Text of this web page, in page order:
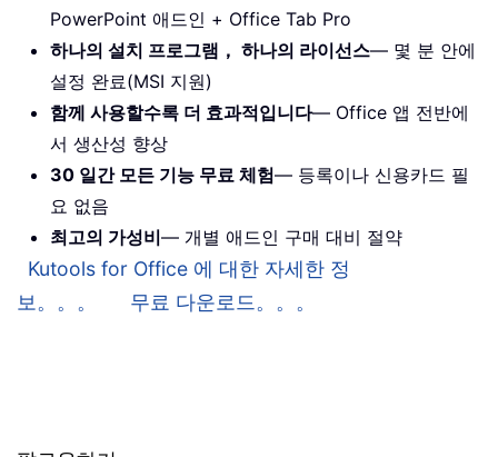
PowerPoint 애드인 + Office Tab Pro
하나의 설치 프로그램， 하나의 라이선스— 몇 분 안에
설정 완료(MSI 지원)
함께 사용할수록 더 효과적입니다— Office 앱 전반에
서 생산성 향상
30 일간 모든 기능 무료 체험— 등록이나 신용카드 필
요 없음
최고의 가성비— 개별 애드인 구매 대비 절약
Kutools for Office 에 대한 자세한 정
보。。。
무료 다운로드。。。